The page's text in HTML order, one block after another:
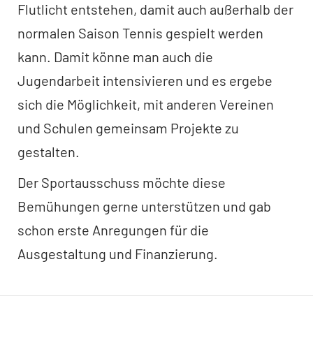
Flutlicht entstehen, damit auch außerhalb der
normalen Saison Tennis gespielt werden
kann. Damit könne man auch die
Jugendarbeit intensivieren und es ergebe
sich die Möglichkeit, mit anderen Vereinen
und Schulen gemeinsam Projekte zu
gestalten.
Der Sportausschuss möchte diese
Bemühungen gerne unterstützen und gab
schon erste Anregungen für die
Ausgestaltung und Finanzierung.